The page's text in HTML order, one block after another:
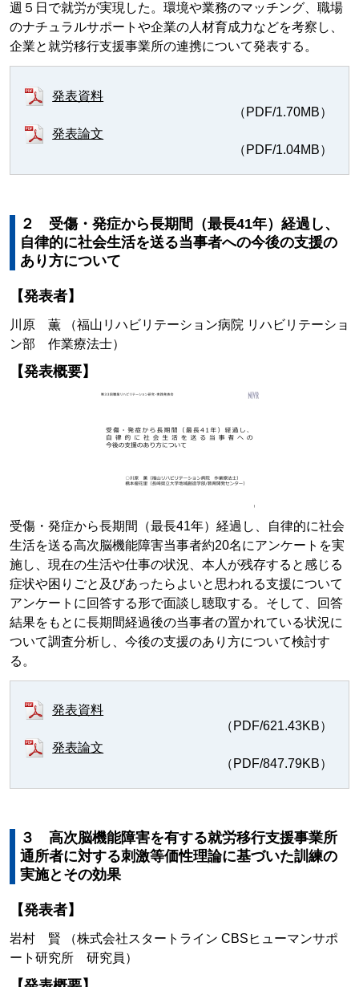
週５日で就労が実現した。環境や業務のマッチング、職場
のナチュラルサポートや企業の人材育成力などを考察し、
企業と就労移行支援事業所の連携について発表する。
発表資料
（PDF/1.70MB）
発表論文
（PDF/1.04MB）
２ 受傷・発症から長期間（最長41年）経過し、
自律的に社会生活を送る当事者への今後の支援の
あり方について
【発表者】
川原 薫 （福山リハビリテーション病院 リハビリテーショ
ン部 作業療法士）
【発表概要】
受傷・発症から長期間（最長41年）経過し、自律的に社会
生活を送る高次脳機能障害当事者約20名にアンケートを実
施し、現在の生活や仕事の状況、本人が残存すると感じる
症状や困りごと及びあったらよいと思われる支援について
アンケートに回答する形で面談し聴取する。そして、回答
結果をもとに長期間経過後の当事者の置かれている状況に
ついて調査分析し、今後の支援のあり方について検討す
る。
発表資料
（PDF/621.43KB）
発表論文
（PDF/847.79KB）
３ 高次脳機能障害を有する就労移行支援事業所
通所者に対する刺激等価性理論に基づいた訓練の
実施とその効果
【発表者】
岩村 賢 （株式会社スタートライン CBSヒューマンサポ
ート研究所 研究員）